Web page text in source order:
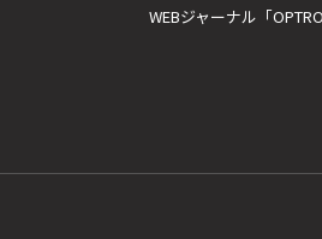
WEBジャーナル「